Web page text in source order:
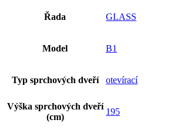
Řada GLASS
Model B1
Typ sprchových dveří otevírací
Výška sprchových dveří
(cm)
195